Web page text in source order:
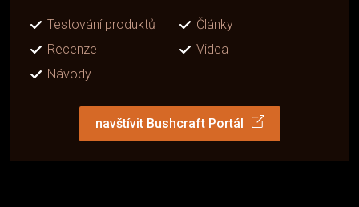
Testování produktů
Články
Recenze
Videa
Návody
navštívit Bushcraft Portál